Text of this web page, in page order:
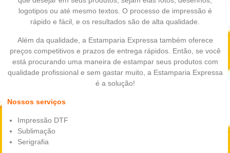
logotipos ou até mesmo textos. O processo de impressão é
rápido e fácil, e os resultados são de alta qualidade.
Além da qualidade, a Estamparia Expressa também oferece
preços competitivos e prazos de entrega rápidos. Então, se você
está procurando uma maneira de estampar seus produtos com
qualidade profissional e sem gastar muito, a Estamparia Expressa
é a solução!
Nossos serviços
Impressão DTF
Sublimação
Serigrafia